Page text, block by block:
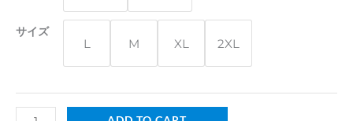
サイズ
L M XL 2XL
ツ